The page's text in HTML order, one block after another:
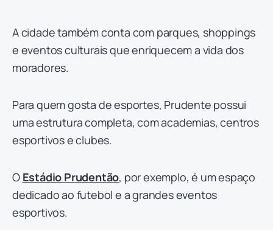
A cidade também conta com parques, shoppings
e eventos culturais que enriquecem a vida dos
moradores.
Para quem gosta de esportes, Prudente possui
uma estrutura completa, com academias, centros
esportivos e clubes.
O Estádio Prudentão, por exemplo, é um espaço
dedicado ao futebol e a grandes eventos
esportivos.